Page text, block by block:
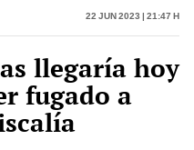
22 Jun 2023 | 21:47 h
llegaría hoy
fugado a